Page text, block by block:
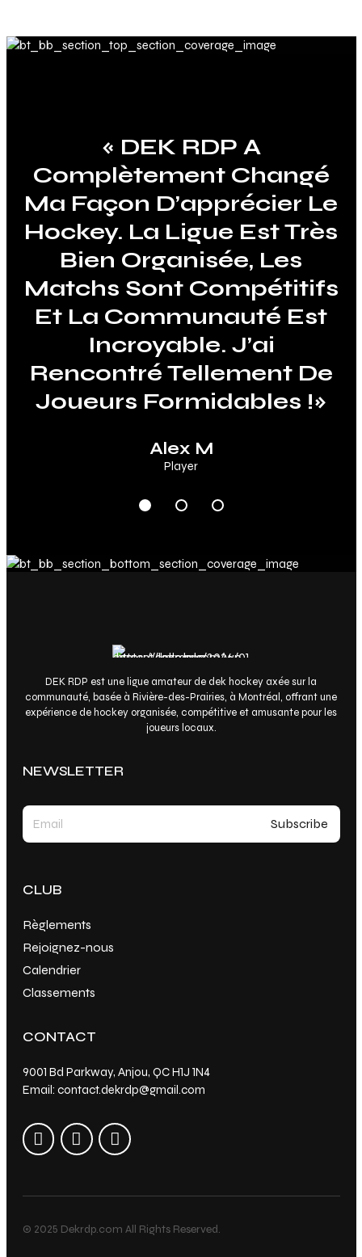
8
5
8
9
« DEK RDP A
Complètement Changé
Ma Façon D’apprécier Le
Hockey. La Ligue Est Très
Bien Organisée, Les
Matchs Sont Compétitifs
Et La Communauté Est
Incroyable. J’ai
Rencontré Tellement De
Joueurs Formidables !»
Alex M
Player
« Les Horaires, Les
Classements Et
L’organisation Des
Équipes Sont De Très
Haut Niveau. Il Est Rare
De Trouver Une Ligue
Locale Aussi
Professionnelle Tout En
Restant Aussi
Accueillante. »
Giselle Martin
Member since 2022
« Des Faits Saillants Sur
Les Réseaux Sociaux À
L’ambiance Électrisante
Les Jours De Match, DEK
RDP Maintient Les
Joueurs Engagés Et
Motivés. C’est Une Ligue
Qui Se Soucie
Réellement De Ses
Membres. »
Jasmine R
Member since 2017
DEK RDP est une ligue amateur de dek hockey axée sur la
communauté, basée à Rivière-des-Prairies, à Montréal, offrant une
expérience de hockey organisée, compétitive et amusante pour les
joueurs locaux.
NEWSLETTER
CLUB
Règlements
Rejoignez-nous
Calendrier
Classements
CONTACT
9001 Bd Parkway, Anjou, QC H1J 1N4
Email: contact.dekrdp@gmail.com
© 2025 Dekrdp.com All Rights Reserved.